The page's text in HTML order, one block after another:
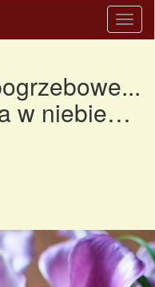
w niebie…